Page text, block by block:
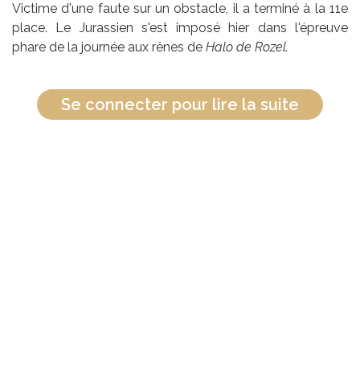
Victime d'une faute sur un obstacle, il a terminé à la 11e
place. Le Jurassien s'est imposé hier dans l'épreuve
phare de la journée aux rênes de Halo de Rozel.
Se connecter pour lire la suite